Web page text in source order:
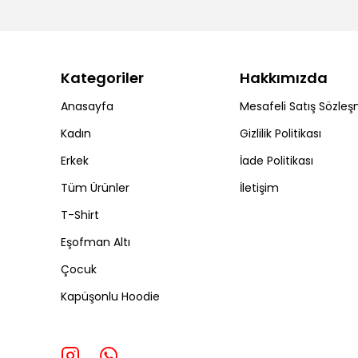
Kategoriler
Anasayfa
Kadın
Erkek
Tüm Ürünler
T-Shirt
Eşofman Altı
Çocuk
Kapüşonlu Hoodie
Hakkımızda
Mesafeli Satış
Gizlilik Politikası
İade Politikası
İletişim